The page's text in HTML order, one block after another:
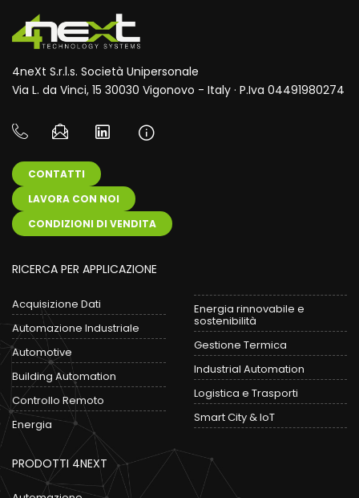
4neXt S.r.l.s. Società Unipersonale
Via L. da Vinci, 15 30030 Vigonovo - Italy · P.Iva 04491980274
CONTATTI
LAVORA CON NOI
CONDIZIONI DI VENDITA
RICERCA PER APPLICAZIONE
Acquisizione Dati
Automazione Industriale
Automotive
Building Automation
Controllo Remoto
Energia
Energia rinnovabile e
sostenibilità
Gestione Termica
Industrial Automation
Logistica e Trasporti
Smart City & IoT
PRODOTTI 4NEXT